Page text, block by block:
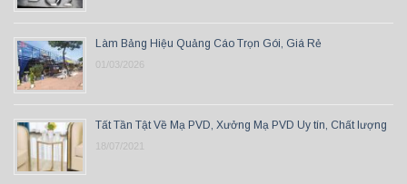
Làm Bảng Hiệu Quảng Cáo Trọn Gói, Giá Rẻ
01/03/2026
Tất Tần Tật Về Mạ PVD, Xưởng Mạ PVD Uy tín, Chất lượng
18/07/2021